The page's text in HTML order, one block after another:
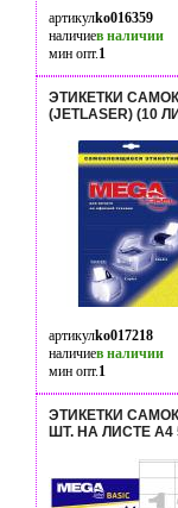
артикулko016359
наличиев наличии
мин опт.1
ЭТИКЕТКИ
(JETLASER) (10
артикулko017218
наличиев наличии
мин опт.1
ЭТИКЕТКИ
ШТ. НА ЛИСТЕ А4